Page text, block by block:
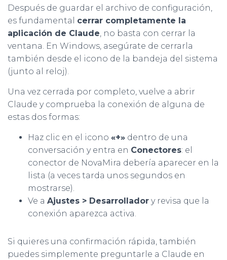
Después de guardar el archivo de configuración,
es fundamental cerrar completamente la
aplicación de Claude, no basta con cerrar la
ventana. En Windows, asegúrate de cerrarla
también desde el icono de la bandeja del sistema
(junto al reloj).
Una vez cerrada por completo, vuelve a abrir
Claude y comprueba la conexión de alguna de
estas dos formas:
Haz clic en el icono «+» dentro de una
conversación y entra en Conectores: el
conector de NovaMira debería aparecer en la
lista (a veces tarda unos segundos en
mostrarse).
Ve a Ajustes > Desarrollador y revisa que la
conexión aparezca activa.
Si quieres una confirmación rápida, también
puedes simplemente preguntarle a Claude en